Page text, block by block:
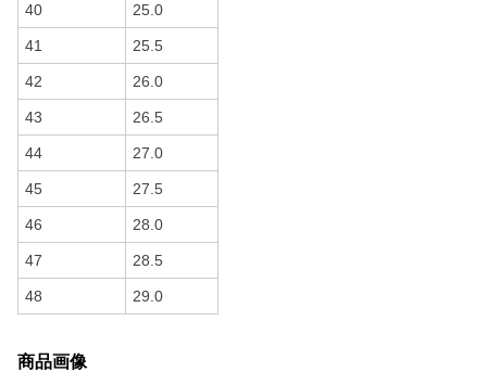
40 25.0
41 25.5
42 26.0
43 26.5
44 27.0
45 27.5
46 28.0
47 28.5
48 29.0
商品画像